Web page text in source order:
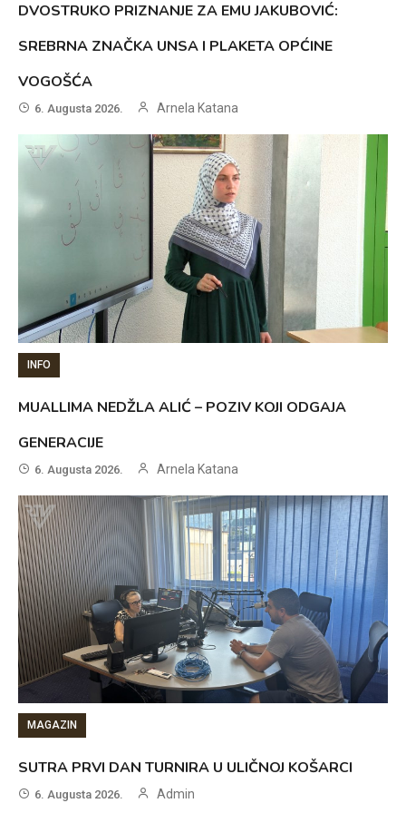
DVOSTRUKO PRIZNANJE ZA EMU JAKUBOVIĆ:
SREBRNA ZNAČKA UNSA I PLAKETA OPĆINE
VOGOŠĆA
6. Augusta 2026. Arnela Katana
INFO
MUALLIMA NEDŽLA ALIĆ – POZIV KOJI ODGAJA
GENERACIJE
6. Augusta 2026. Arnela Katana
MAGAZIN
SUTRA PRVI DAN TURNIRA U ULIČNOJ KOŠARCI
6. Augusta 2026. Admin